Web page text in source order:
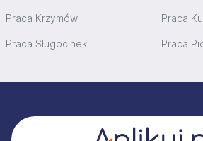
Praca Krzymów Praca
Praca Sługocinek Praca